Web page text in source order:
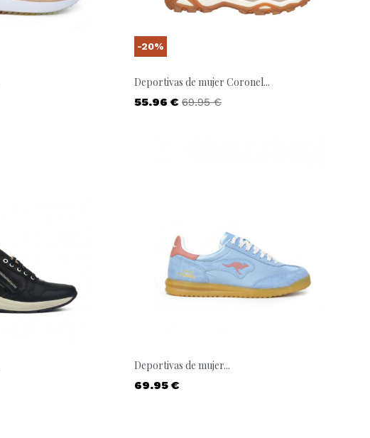
Deportivas de mujer Coronel...
Precio
55.96 € Precio base
69.95 €
-20%
Deportivas de mujer...
Precio
69.95 €